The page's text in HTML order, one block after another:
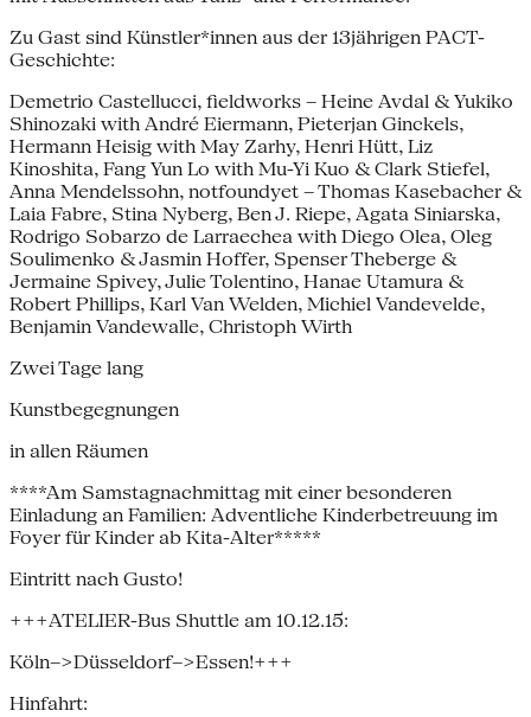
Zu Gast sind Künstler*innen aus der 13jährigen PACT-
Geschichte:
Demetrio Castellucci, fieldworks – Heine Avdal & Yukiko
Shinozaki with André Eiermann, Pieterjan Ginckels,
Hermann Heisig with May Zarhy, Henri Hütt, Liz
Kinoshita, Fang Yun Lo with Mu-Yi Kuo & Clark Stiefel,
Anna Mendelssohn, notfoundyet – Thomas Kasebacher &
Laia Fabre, Stina Nyberg, Ben J. Riepe, Agata Siniarska,
Rodrigo Sobarzo de Larraechea with Diego Olea, Oleg
Soulimenko & Jasmin Hoffer, Spenser Theberge &
Jermaine Spivey, Julie Tolentino, Hanae Utamura &
Robert Phillips, Karl Van Welden, Michiel Vandevelde,
Benjamin Vandewalle, Christoph Wirth
Zwei Tage lang
Kunstbegegnungen
in allen Räumen
****Am Samstagnachmittag mit einer besonderen
Einladung an Familien: Adventliche Kinderbetreuung im
Foyer für Kinder ab Kita-Alter*****
Eintritt nach Gusto!
+++ATELIER-Bus Shuttle am 10.12.15:
Köln-->Düsseldorf-->Essen!+++
Hinfahrt: